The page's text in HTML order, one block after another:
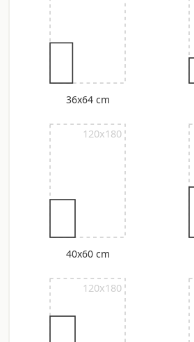
36x64 cm
120x180
40x60 cm
120x180